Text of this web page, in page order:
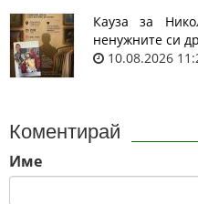
Кауза за
ненужните си
10.08.2026
Коментирай
Име